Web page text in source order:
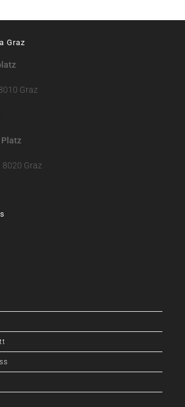
Graz
Graz
8020 Graz